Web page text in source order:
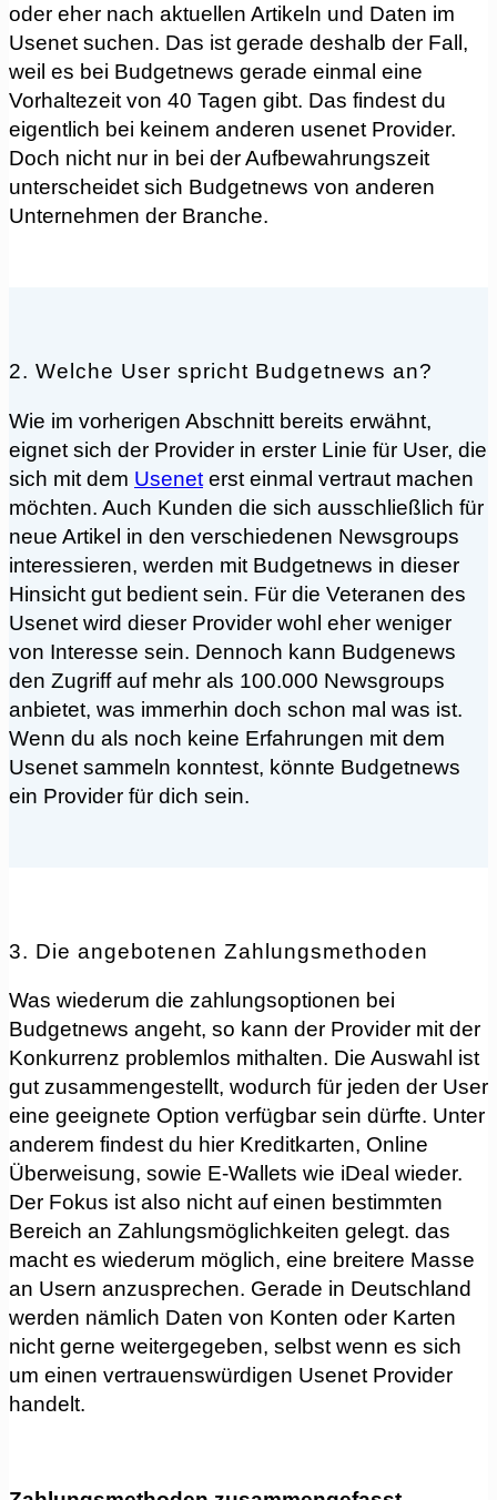
oder eher nach aktuellen Artikeln und Daten im
Usenet suchen. Das ist gerade deshalb der Fall,
weil es bei Budgetnews gerade einmal eine
Vorhaltezeit von 40 Tagen gibt. Das findest du
eigentlich bei keinem anderen usenet Provider.
Doch nicht nur in bei der Aufbewahrungszeit
unterscheidet sich Budgetnews von anderen
Unternehmen der Branche.
2. Welche User spricht Budgetnews an?
Wie im vorherigen Abschnitt bereits erwähnt,
eignet sich der Provider in erster Linie für User, die
sich mit dem Usenet erst einmal vertraut machen
möchten. Auch Kunden die sich ausschließlich für
neue Artikel in den verschiedenen Newsgroups
interessieren, werden mit Budgetnews in dieser
Hinsicht gut bedient sein. Für die Veteranen des
Usenet wird dieser Provider wohl eher weniger
von Interesse sein. Dennoch kann Budgenews
den Zugriff auf mehr als 100.000 Newsgroups
anbietet, was immerhin doch schon mal was ist.
Wenn du als noch keine Erfahrungen mit dem
Usenet sammeln konntest, könnte Budgetnews
ein Provider für dich sein.
3. Die angebotenen Zahlungsmethoden
Was wiederum die zahlungsoptionen bei
Budgetnews angeht, so kann der Provider mit der
Konkurrenz problemlos mithalten. Die Auswahl ist
gut zusammengestellt, wodurch für jeden der User
eine geeignete Option verfügbar sein dürfte. Unter
anderem findest du hier Kreditkarten, Online
Überweisung, sowie E-Wallets wie iDeal wieder.
Der Fokus ist also nicht auf einen bestimmten
Bereich an Zahlungsmöglichkeiten gelegt. das
macht es wiederum möglich, eine breitere Masse
an Usern anzusprechen. Gerade in Deutschland
werden nämlich Daten von Konten oder Karten
nicht gerne weitergegeben, selbst wenn es sich
um einen vertrauenswürdigen Usenet Provider
handelt.